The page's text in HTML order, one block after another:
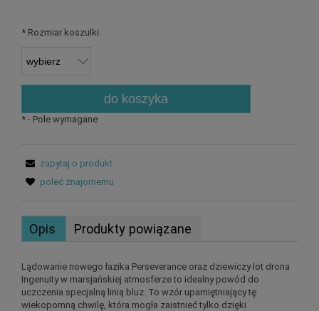
*Rozmiar koszulki:
do koszyka
*- Pole wymagane
zapytaj o produkt
poleć znajomemu
Opis Produkty powiązane
Lądowanie nowego łazika Perseverance oraz dziewiczy lot drona
Ingenuity w marsjańskiej atmosferze to idealny powód do
uczczenia specjalną linią bluz. To wzór upamiętniający tę
wiekopomną chwilę, która mogła zaistnieć tylko dzięki